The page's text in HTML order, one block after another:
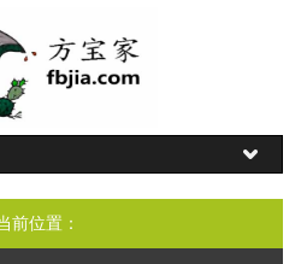
前位置：